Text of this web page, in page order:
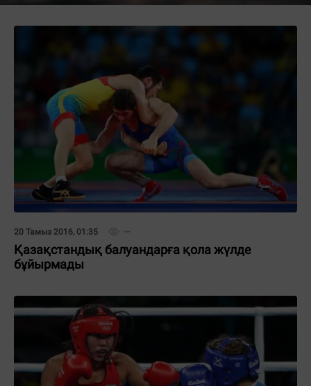
20 Тамыз 2016, 01:35
Қазақстандық балуандарға қола жүлде
бұйырмады